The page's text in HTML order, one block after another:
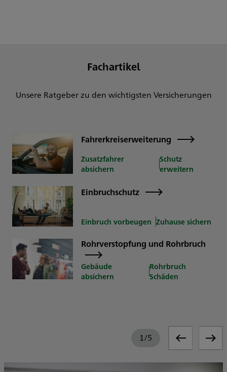
Fachartikel
Unsere Ratgeber zu den wichtigsten Versicherungen
Fahrerkreiserweiterung
Zusatzfahrer
absichern
Schutz
erweitern
Einbruchschutz
Einbruch vorbeugen Zuhause sichern
Rohrverstopfung und Rohrbruch
Gebäude
absichern
Rohrbruch
Schäden
1/5